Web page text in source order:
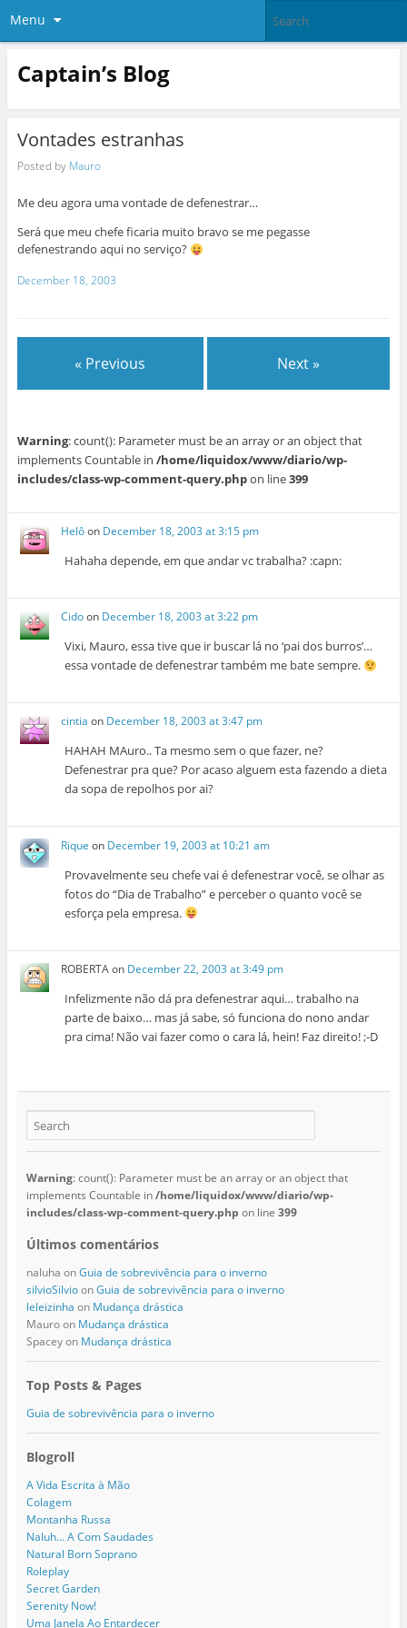
Menu
Captain’s Blog
Vontades estranhas
Posted by Mauro
Me deu agora uma vontade de defenestrar…
Será que meu chefe ficaria muito bravo se me pegasse
defenestrando aqui no serviço?
December 18, 2003
« Previous Next »
Warning: count(): Parameter must be an array or an object that
implements Countable in /home/liquidox/www/diario/wp-
includes/class-wp-comment-query.phpon line399
Helôon December 18, 2003 at 3:15 pm
Hahaha depende, em que andar vc trabalha? :capn:
Cidoon December 18, 2003 at 3:22 pm
Vixi, Mauro, essa tive que ir buscar lá no ‘pai dos burros’…
essa vontade de defenestrar também me bate sempre.
cintia on December 18, 2003 at 3:47 pm
HAHAH MAuro.. Ta mesmo sem o que fazer, ne?
Defenestrar pra que? Por acaso alguem esta fazendo a dieta
da sopa de repolhos por ai?
Rique on December 19, 2003 at 10:21 am
Provavelmente seu chefe vai é defenestrar você, se olhar as
fotos do “Dia de Trabalho” e perceber o quanto você se
esforça pela empresa.
ROBERTAon December 22, 2003 at 3:49 pm
Infelizmente não dá pra defenestrar aqui… trabalho na
parte de baixo… mas já sabe, só funciona do nono andar
pra cima! Não vai fazer como o cara lá, hein! Faz direito! ;-D
Warning: count(): Parameter must be an array or an object that
implements Countable in/home/liquidox/www/diario/wp-
includes/class-wp-comment-query.php on line 399
Últimos comentários
naluha onGuia de sobrevivência para o inverno
silvioSilvioonGuia de sobrevivência para o inverno
leleizinha on Mudança drástica
Mauroon Mudança drástica
Spaceyon Mudança drástica
Top Posts & Pages
Guia de sobrevivência para o inverno
Blogroll
A Vida Escrita à Mão
Colagem
Montanha Russa
Naluh… A Com Saudades
Natural Born Soprano
Roleplay
Secret Garden
Serenity Now!
Uma Janela Ao Entardecer